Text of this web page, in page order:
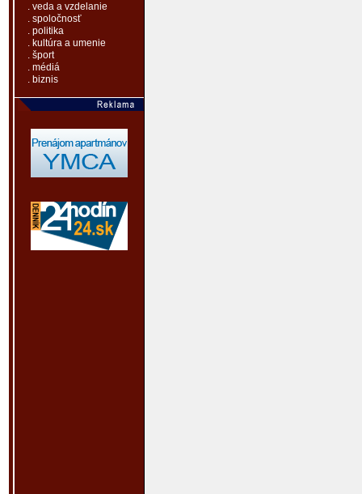
. veda a vzdelanie
. spoločnosť
. politika
. kultúra a umenie
. šport
. médiá
. biznis